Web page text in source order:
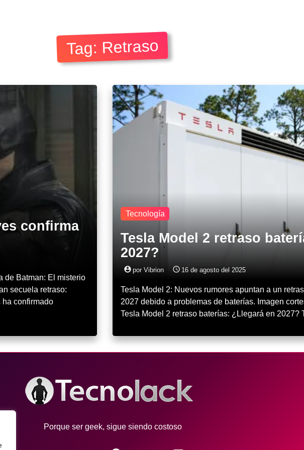
Tag: Retraso
confirma
de Batman: El misterio
secuela retraso:
ha confirmado
Tecnología
Tesla Model 2 retraso
2027?
account_circle por Vibrion access_time 16 de agosto del 2025
Tesla Model 2: Nuevos rumores apuntan a un
2027 debido a problemas de baterías. Imagen
Tesla Model 2 retraso baterías: ¿Llegará en 2027?
Porque ser geek, sigue siendo costoso